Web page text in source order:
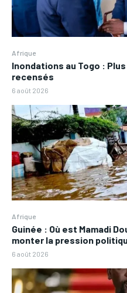
Afrique
Inondations au Togo :
recensés
6 août 2026
Afrique
Guinée : Où est Mamadi
monter la pression
6 août 2026